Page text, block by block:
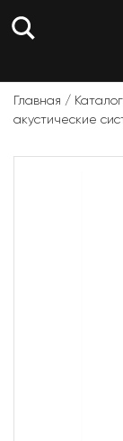
Главная / Каталог
акустические